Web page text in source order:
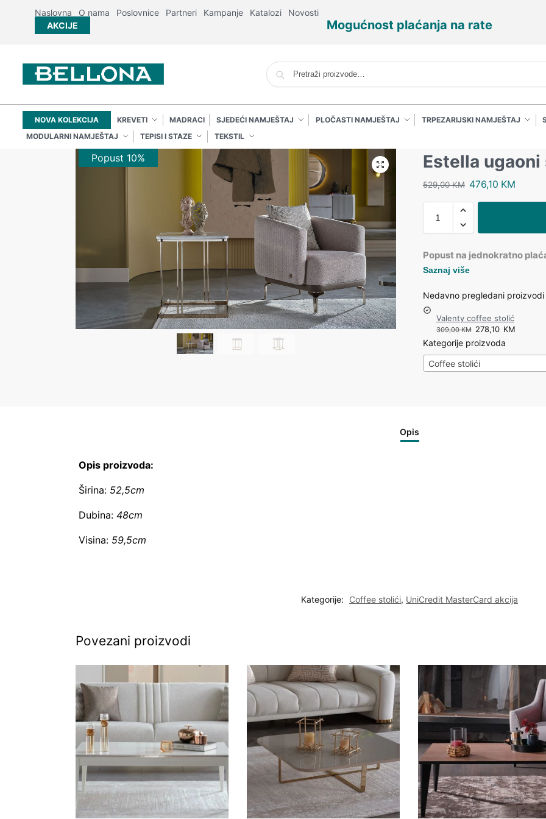
Naslovna O nama Poslovnice Partneri Kampanje Katalozi
Novosti
AKCIJE
Mogućnost plaćanja na rate
NOVA KOLEKCIJA KREVETI MADRACI SJEDEĆI NAMJEŠTAJ PLOČASTI NAMJEŠTAJ TRPEZARIJSKI NAMJEŠTAJ
MODULARNI NAMJEŠTAJ
TEPISI I STAZE TEKSTIL
Popust 10% Estella
529,00KM 476,10 KM
Popust na jednokratno
Saznaj više
Nedavno pregledani proizvodi
Valenty coffee stolić
309,00KM 278,10 KM
Kategorije proizvoda
Coffee stolići
Opis
Opis proizvoda:
Širina: 52,5cm
Dubina: 48cm
Visina: 59,5cm
Kategorije: Coffee stolići, UniCredit MasterCard akcija
Povezani proizvodi